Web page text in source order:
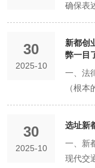
务、利
接使用
定进行
高管的
董事
文件
明： 提
房产证
必须真
在线申
府审核
务： 新
行审核
完美
材料存
因。
关重
期（1-
核准的
司」。
都街道
址一
元」
围 使用
开发；
备零售
询”、“
根据公
责任公
例：
+ 科技
新都区
登录
到“新
政管理
必须能
书。
件 在新
同类型
规）
供《不
租赁房
复印件
确保表
标准，
登记机
机关主
围是
风险
提示企
做到“
业化：
30
2025-10
新都创
弊一目
一、法
（根
司）：
资格
公司
出资额
30
2025-10
选址新
一、新
现代交